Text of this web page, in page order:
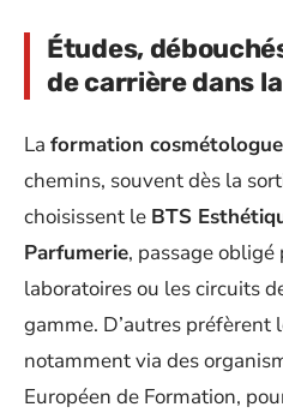
Études,
de carrière dans
La formation cosmétologue
chemins, souvent dès la
choisissent le BTS
Parfumerie, passage
laboratoires ou les circuits
gamme. D’autres préfèrent
notamment via des
Européen de Formation,